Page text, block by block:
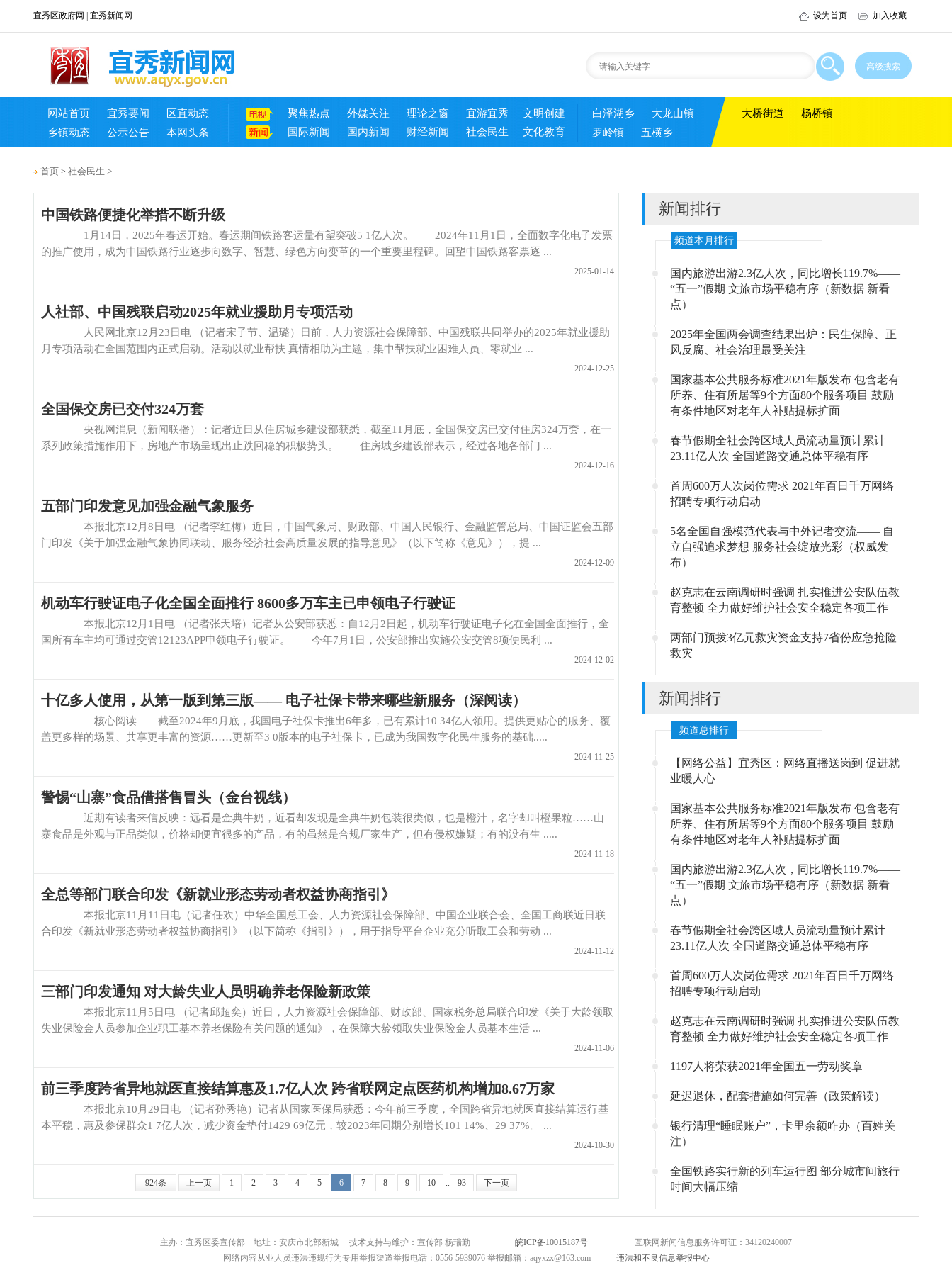
宜秀区政府网 宜秀新闻网 设为首页 加入收藏
网站首页 宜秀要闻
区直动态
乡镇动态
公示公告 本网头条
聚焦热点 外媒关注 理论之窗 宜游宜秀
文明创建
国际新闻
国内新闻 财经新闻 社会民生 文化教育
白泽湖乡
大龙山镇
罗岭镇
五横乡
大桥街道 杨桥镇
首页 > 社会民生 >
中国铁路便捷化举措不断升级
1月14日，2025年春运开始。春运期间铁路客运量有望突破5 1亿人次。 2024年11月1日，全面数字化电子发票
的推广使用，成为中国铁路行业逐步向数字、智慧、绿色方向变革的一个重要里程碑。回望中国铁路客票逐 ...
2025-01-14
人社部、中国残联启动2025年就业援助月专项活动
人民网北京12月23日电 （记者宋子节、温璐）日前，人力资源社会保障部、中国残联共同举办的2025年就业援助
月专项活动在全国范围内正式启动。活动以就业帮扶 真情相助为主题，集中帮扶就业困难人员、零就业 ...
2024-12-25
全国保交房已交付324万套
央视网消息（新闻联播）：记者近日从住房城乡建设部获悉，截至11月底，全国保交房已交付住房324万套，在一
系列政策措施作用下，房地产市场呈现出止跌回稳的积极势头。 住房城乡建设部表示，经过各地各部门 ...
2024-12-16
五部门印发意见加强金融气象服务
本报北京12月8日电 （记者李红梅）近日，中国气象局、财政部、中国人民银行、金融监管总局、中国证监会五部
门印发《关于加强金融气象协同联动、服务经济社会高质量发展的指导意见》（以下简称《意见》），提 ...
2024-12-09
机动车行驶证电子化全国全面推行 8600多万车主已申领电子行驶证
本报北京12月1日电 （记者张天培）记者从公安部获悉：自12月2日起，机动车行驶证电子化在全国全面推行，全
国所有车主均可通过交管12123APP申领电子行驶证。 今年7月1日，公安部推出实施公安交管8项便民利 ...
2024-12-02
十亿多人使用，从第一版到第三版—— 电子社保卡带来哪些新服务（深阅读）
核心阅读 截至2024年9月底，我国电子社保卡推出6年多，已有累计10 34亿人领用。提供更贴心的服务、覆
盖更多样的场景、共享更丰富的资源……更新至3 0版本的电子社保卡，已成为我国数字化民生服务的基础.....
2024-11-25
警惕“山寨”食品借搭售冒头（金台视线）
近期有读者来信反映：远看是金典牛奶，近看却发现是全典牛奶包装很类似，也是橙汁，名字却叫橙果粒……山
寨食品是外观与正品类似，价格却便宜很多的产品，有的虽然是合规厂家生产，但有侵权嫌疑；有的没有生 .....
2024-11-18
全总等部门联合印发《新就业形态劳动者权益协商指引》
本报北京11月11日电（记者任欢）中华全国总工会、人力资源社会保障部、中国企业联合会、全国工商联近日联
合印发《新就业形态劳动者权益协商指引》（以下简称《指引》），用于指导平台企业充分听取工会和劳动 ...
2024-11-12
三部门印发通知 对大龄失业人员明确养老保险新政策
本报北京11月5日电 （记者邱超奕）近日，人力资源社会保障部、财政部、国家税务总局联合印发《关于大龄领取
失业保险金人员参加企业职工基本养老保险有关问题的通知》，在保障大龄领取失业保险金人员基本生活 ...
2024-11-06
前三季度跨省异地就医直接结算惠及1.7亿人次 跨省联网定点医药机构增加8.67万家
本报北京10月29日电 （记者孙秀艳）记者从国家医保局获悉：今年前三季度，全国跨省异地就医直接结算运行基
本平稳，惠及参保群众1 7亿人次，减少资金垫付1429 69亿元，较2023年同期分别增长101 14%、29 37%。 ...
2024-10-30
924条 上一页 1 2 3 4 5 6 7 8 9 10 .. 93 下一页
新闻排行
频道本月排行
国内旅游出游2.3亿人次，同比增长119.7%——
“五一”假期 文旅市场平稳有序（新数据 新看
点）
2025年全国两会调查结果出炉：民生保障、正
风反腐、社会治理最受关注
国家基本公共服务标准2021年版发布 包含老有
所养、住有所居等9个方面80个服务项目 鼓励
有条件地区对老年人补贴提标扩面
春节假期全社会跨区域人员流动量预计累计
23.11亿人次 全国道路交通总体平稳有序
首周600万人次岗位需求 2021年百日千万网络
招聘专项行动启动
5名全国自强模范代表与中外记者交流—— 自
立自强追求梦想 服务社会绽放光彩（权威发
布）
赵克志在云南调研时强调 扎实推进公安队伍教
育整顿 全力做好维护社会安全稳定各项工作
两部门预拨3亿元救灾资金支持7省份应急抢险
救灾
新闻排行
频道总排行
【网络公益】宜秀区：网络直播送岗到 促进就
业暖人心
国家基本公共服务标准2021年版发布 包含老有
所养、住有所居等9个方面80个服务项目 鼓励
有条件地区对老年人补贴提标扩面
国内旅游出游2.3亿人次，同比增长119.7%——
“五一”假期 文旅市场平稳有序（新数据 新看
点）
春节假期全社会跨区域人员流动量预计累计
23.11亿人次 全国道路交通总体平稳有序
首周600万人次岗位需求 2021年百日千万网络
招聘专项行动启动
赵克志在云南调研时强调 扎实推进公安队伍教
育整顿 全力做好维护社会安全稳定各项工作
1197人将荣获2021年全国五一劳动奖章
延迟退休，配套措施如何完善（政策解读）
银行清理“睡眠账户”，卡里余额咋办（百姓关
注）
全国铁路实行新的列车运行图 部分城市间旅行
时间大幅压缩
主办：宜秀区委宣传部 地址：安庆市北部新城 技术支持与维护：宣传部 杨瑞勤 皖ICP备10015187号
互联网新闻信息服务许可证：34120240007
网络内容从业人员违法违规行为专用举报渠道举报电话：0556-5939076 举报邮箱：aqyxzx@163.com 违法和不良信息举报中心